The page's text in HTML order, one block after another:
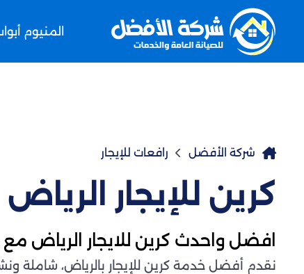
المنيوم
شركة الأفضل رافعات للإيجار
كرين للإيجار الرياض
افضل واحدث كرين​ للايجار الرياض مع
نقدم أفضل خدمة كرين للإيجار بالرياض، شاملة ونش